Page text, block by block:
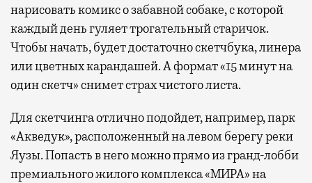
нарисовать комикс о забавной собаке, с которой
каждый день гуляет трогательный старичок.
Чтобы начать, будет достаточно скетчбука, линера
или цветных карандашей. А формат «15 минут на
один скетч» снимет страх чистого листа.
Для скетчинга отлично подойдет, например, парк
«Акведук», расположенный на левом берегу реки
Яузы. Попасть в него можно прямо из гранд-лобби
премиального жилого комплекса «МИРА» на